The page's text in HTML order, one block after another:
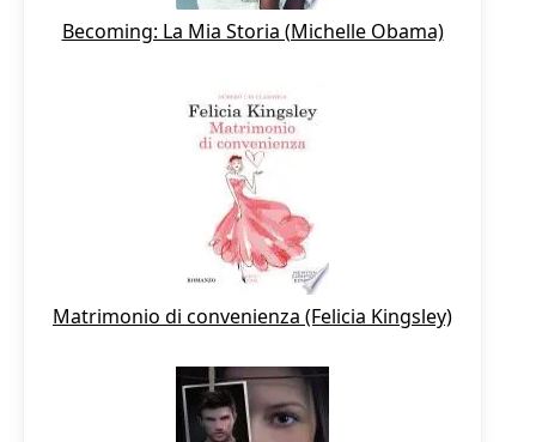
Becoming: La Mia Storia (Michelle Obama)
Matrimonio di convenienza (Felicia Kingsley)